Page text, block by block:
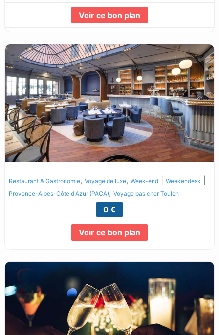
Voir ce bon plan
Lire la suite...
Restaurant & Gastronomie, Voyage de luxe, Week-end| Weekendesk
Provence-Alpes-Côte d'Azur (PACA), Voyage pas cher Toulon
0 €
Voir ce bon plan
Lire la suite...